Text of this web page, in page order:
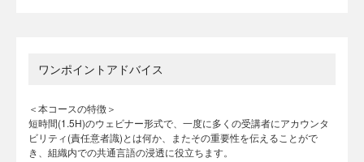
ワンポイントアドバイス
＜本コースの特徴＞
短時間(1.5H)のウェビナー形式で、一度に多くの受講者にアカウンタ
ビリティ(責任意者識)とは何か、またその重要性を伝えることがで
き、組織内での共通言語の浸透に役立ちます。